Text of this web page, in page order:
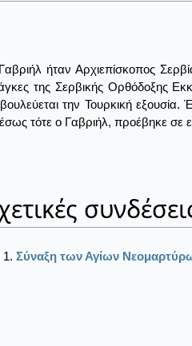
ήταν Αρχιεπίσκοπος
της Σερβικής Ορθόδοξης
την Τουρκική
τότε ο Γαβριήλ, προέβηκε σε
Σύναξη των Αγίων